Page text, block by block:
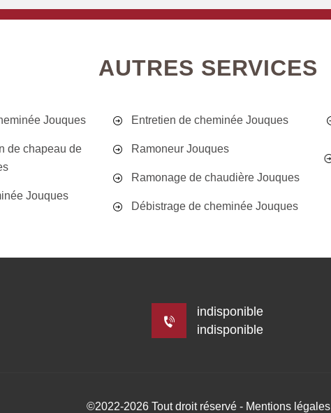
AUTRES SERVICES
Jouques
de chapeau de
Jouques
Entretien de cheminée Jouques
Ramoneur Jouques
Ramonage de chaudière Jouques
Débistrage de cheminée Jouques
indisponible
indisponible
©2022-2026 Tout droit réservé - Mentions légales